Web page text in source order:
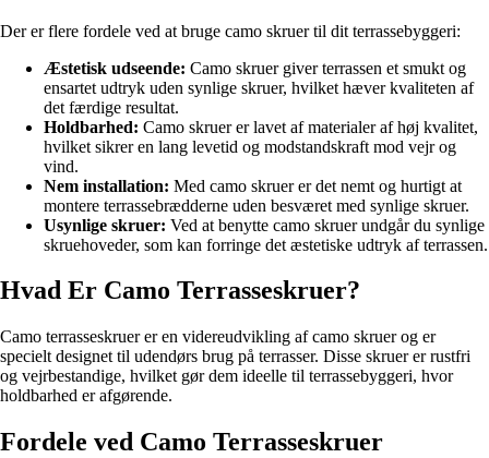
Der er flere fordele ved at bruge camo skruer til dit terrassebyggeri:
Æstetisk udseende: Camo skruer giver terrassen et smukt og
ensartet udtryk uden synlige skruer, hvilket hæver kvaliteten af
det færdige resultat.
Holdbarhed: Camo skruer er lavet af materialer af høj kvalitet,
hvilket sikrer en lang levetid og modstandskraft mod vejr og
vind.
Nem installation: Med camo skruer er det nemt og hurtigt at
montere terrassebrædderne uden besværet med synlige skruer.
Usynlige skruer: Ved at benytte camo skruer undgår du synlige
skruehoveder, som kan forringe det æstetiske udtryk af terrassen.
Hvad Er Camo Terrasseskruer?
Camo terrasseskruer er en videreudvikling af camo skruer og er
specielt designet til udendørs brug på terrasser. Disse skruer er rustfri
og vejrbestandige, hvilket gør dem ideelle til terrassebyggeri, hvor
holdbarhed er afgørende.
Fordele ved Camo Terrasseskruer